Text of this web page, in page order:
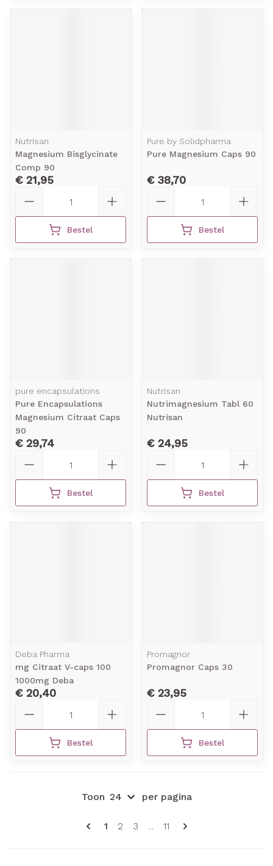
Nutrisan
Magnesium Bisglycinate
Comp 90
€ 21,95
Bestel
Pure by Solidpharma
Pure Magnesium Caps 90
€ 38,70
Bestel
pure encapsulations
Pure Encapsulations
Magnesium Citraat Caps
90
€ 29,74
Bestel
Nutrisan
Nutrimagnesium Tabl 60
Nutrisan
€ 24,95
Bestel
Deba Pharma
mg Citraat V-caps 100
1000mg Deba
€ 20,40
Bestel
Promagnor
Promagnor Caps 30
€ 23,95
Bestel
Pagina's
U lees momenteel pagina
1 Pagina
2 Pagina
3 ... Pagina
11
Toon per pagina